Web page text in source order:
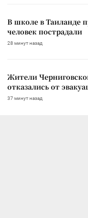
В школе в Таиланде
человек пострадали
28 минут назад
Жители
отказались от
37 минут назад